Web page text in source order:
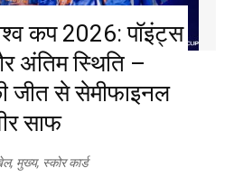
कप 2026: पॉइंट्स
अंतिम स्थिति –
जीत से सेमीफाइनल
साफ
, मुख्य, स्कोर कार्ड